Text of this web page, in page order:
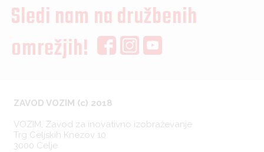
Sledi nam na družbenih
omrežjih!
ZAVOD VOZIM (c) 2018
VOZIM, Zavod za inovativno izobraževanje
Trg Celjskih Knezov 10
3000 Celje